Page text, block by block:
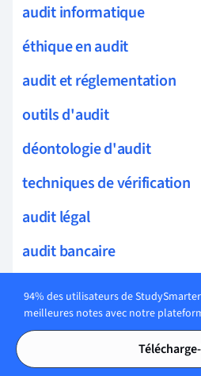
Tables des
Tables des
audit informatique
éthique en audit
audit et réglementation
outils d'audit
déontologie d'audit
techniques de vérification
audit légal
audit bancaire
audit des ventes
94% des utilisateurs de
meilleures notes avec notre